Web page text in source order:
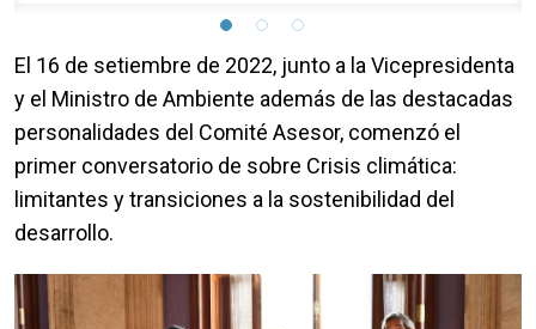
El 16 de setiembre de 2022, junto a la Vicepresidenta
y el Ministro de Ambiente además de las destacadas
personalidades del Comité Asesor, comenzó el
primer conversatorio de sobre Crisis climática:
limitantes y transiciones a la sostenibilidad del
desarrollo.